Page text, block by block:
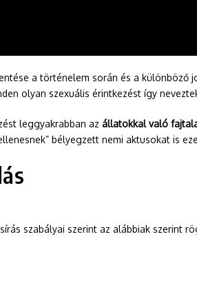
a történelem során és a különböző
olyan szexuális érintkezést így
leggyakrabban az állatokkal való
bélyegzett nemi aktusokat is
szabályai szerint az alábbiak szerint